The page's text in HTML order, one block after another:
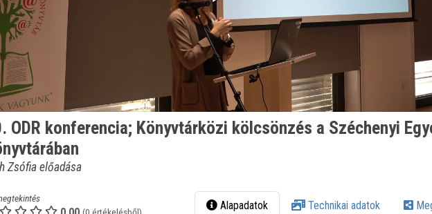
ODR konferencia; Könyvtárközi kölcsönzés a Széchenyi
Zsófia előadása
Alapadatok Technikai adatok